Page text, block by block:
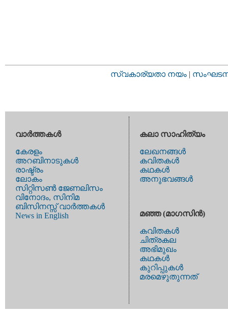
സ്വകാര്യതാ നയം |
വാര്‍ത്തകള്‍
കേരളം
അറബിനാടുകള്‍
രാഷ്ട്രം
ലോകം
സിറ്റിസണ്‍ ജേണലിസം
വിനോദം, സിനിമ
ബിസിനസ്സ് വാര്‍ത്തകള്‍
News in English
കലാ സാഹിത്യം
ലേഖനങ്ങള്‍
കവിതകള്‍
കഥകള്‍
അനുഭവങ്ങള്‍
മഞ്ഞ (മാഗസിന്‍)
കവിതകള്‍
ചിത്രകല
അഭിമുഖം
കഥകള്‍
കുറിപ്പുകള്‍
മരമെഴുതുന്നത്